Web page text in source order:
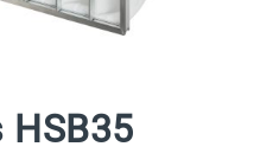
HSB35